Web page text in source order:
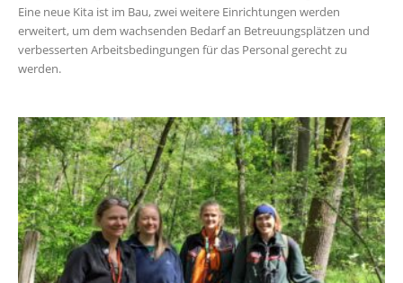
Eine neue Kita ist im Bau, zwei weitere Einrichtungen werden
erweitert, um dem wachsenden Bedarf an Betreuungsplätzen und
verbesserten Arbeitsbedingungen für das Personal gerecht zu
werden.